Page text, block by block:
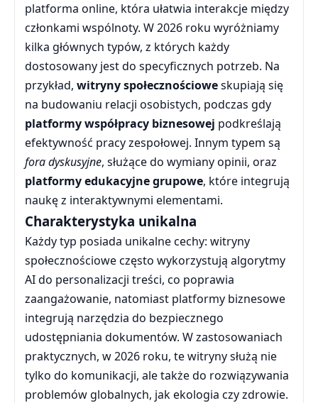
platforma online, która ułatwia interakcje między
członkami wspólnoty. W 2026 roku wyróżniamy
kilka głównych typów, z których każdy
dostosowany jest do specyficznych potrzeb. Na
przykład, witryny społecznościoweskupiają się
na budowaniu relacji osobistych, podczas gdy
platformy współpracy biznesowej podkreślają
efektywność pracy zespołowej. Innym typem są
fora dyskusyjne, służące do wymiany opinii, oraz
platformy edukacyjne grupowe, które integrują
naukę z interaktywnymi elementami.
Charakterystyka unikalna
Każdy typ posiada unikalne cechy: witryny
społecznościowe często wykorzystują algorytmy
AI do personalizacji treści, co poprawia
zaangażowanie, natomiast platformy biznesowe
integrują narzędzia do bezpiecznego
udostępniania dokumentów. W zastosowaniach
praktycznych, w 2026 roku, te witryny służą nie
tylko do komunikacji, ale także do rozwiązywania
problemów globalnych, jak ekologia czy zdrowie.